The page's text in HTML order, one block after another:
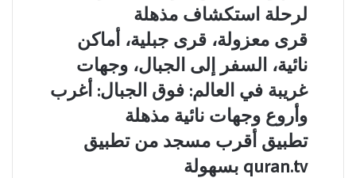
الغابات،
غريبة
في
العالم،
سياحة
الكهوف،
استكشاف
الكهوف،
أماكن
غريبة
للسفر:
لرحلة
استكشاف
لرحلة استكشاف مذهلة
قرى
معزولة،
قرى
جبلية،
أماكن
نائية،
السفر
إلى
الجبال،
قرى معزولة، قرى جبلية، أماكن
نائية، السفر إلى الجبال، وجهات
غريبة في العالم: فوق الجبال: أغرب
وأروع وجهات نائية مذهلة
تطبيق
أقرب
مسجد
تطبيق أقرب مسجد من تطبيق
quran.tv بسهولة